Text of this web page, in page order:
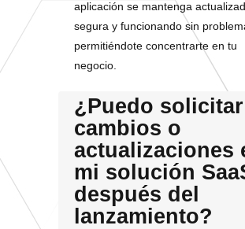
aplicación se mantenga
segura y funcionando sin
permitiéndote concentrarte en tu
negocio.
¿Puedo solicitar
cambios o
actualizaciones
mi solución
después del
lanzamiento?